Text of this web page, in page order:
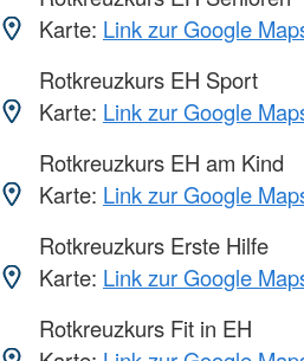
Karte: Link zur Google
Rotkreuzkurs EH Sport
Karte: Link zur Google
Rotkreuzkurs EH am Kind
Karte: Link zur Google
Rotkreuzkurs Erste Hilfe
Karte: Link zur Google
Rotkreuzkurs Fit in EH